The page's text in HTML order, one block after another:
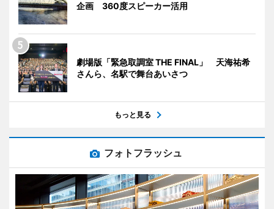
企画 360度スピーカー活用
劇場版「緊急取調室 THE FINAL」 天海祐希
さんら、名駅で舞台あいさつ
もっと見る
フォトフラッシュ